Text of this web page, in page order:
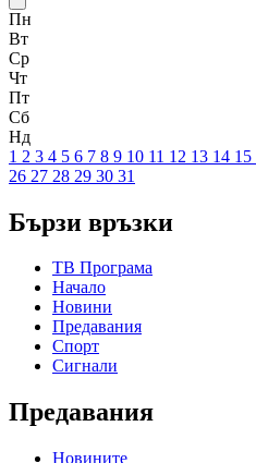
Пн
Вт
Ср
Чт
Пт
Сб
Нд
1 2 3 4 5 6 7 8 9 10 11 12 13 14 15
26 27 28 29 30 31
Бързи връзки
ТВ Програма
Начало
Новини
Предавания
Спорт
Сигнали
Предавания
Новините